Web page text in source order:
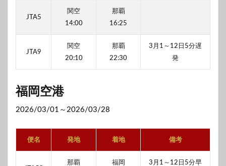
JTA5
関空
14:00
那覇
16:25
JTA9
関空
20:10
那覇
22:30
3月1～12日5分遅
発
福岡空港
2026/03/01～2026/03/28
便名 発地 着地 備考
那覇
福岡
3月1～12日5分早